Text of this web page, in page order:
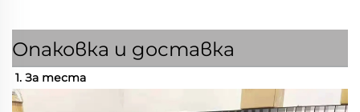
Опаковка и доставка
1. За теста